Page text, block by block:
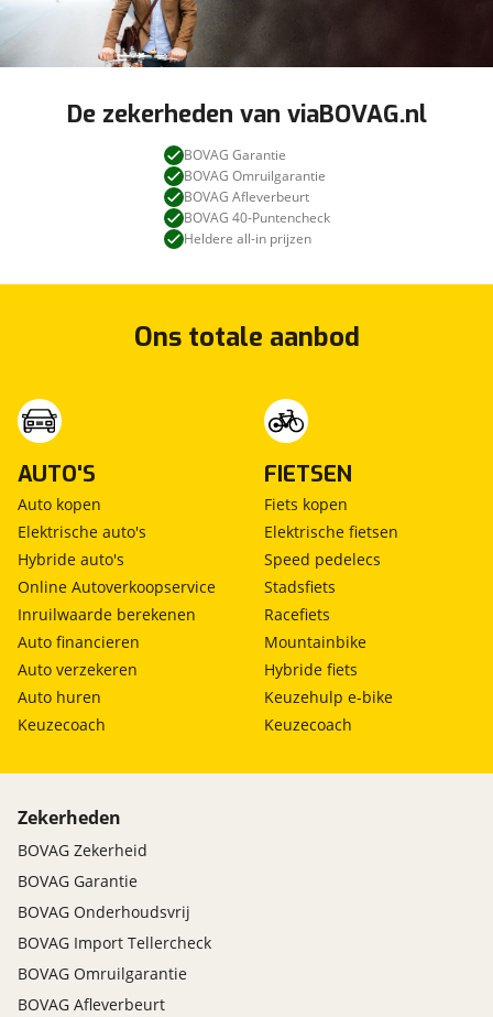
De zekerheden van viaBOVAG.nl
BOVAG Garantie
BOVAG Omruilgarantie
BOVAG Afleverbeurt
BOVAG 40-Puntencheck
Heldere all-in prijzen
Ons totale aanbod
AUTO'S
Auto kopen
Elektrische auto's
Hybride auto's
Online Autoverkoopservice
Inruilwaarde berekenen
Auto financieren
Auto verzekeren
Auto huren
Keuzecoach
FIETSEN
Fiets kopen
Elektrische fietsen
Speed pedelecs
Stadsfiets
Racefiets
Mountainbike
Hybride fiets
Keuzehulp e-bike
Keuzecoach
Zekerheden
BOVAG Zekerheid
BOVAG Garantie
BOVAG Onderhoudsvrij
BOVAG Import Tellercheck
BOVAG Omruilgarantie
BOVAG Afleverbeurt